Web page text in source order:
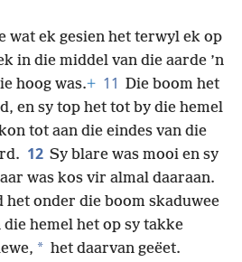
wat ek gesien het terwyl ek op
in die middel van die aarde ’n
hoog was.+ 11 Die boom het
en sy top het tot by die hemel
tot aan die eindes van die
12 Sy blare was mooi en sy
was kos vir almal daaraan.
het onder die boom skaduwee
hemel het op sy takke
* het daarvan geëet.